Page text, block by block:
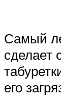
Самый
сделает
его